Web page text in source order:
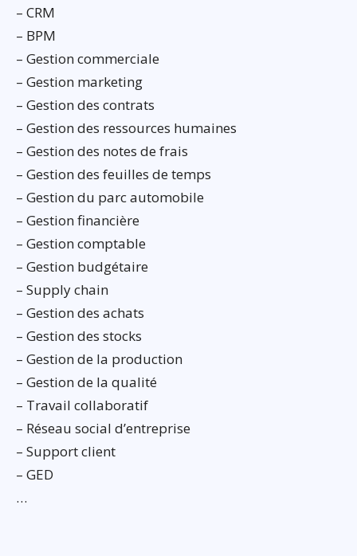
– CRM
– BPM
– Gestion commerciale
– Gestion marketing
– Gestion des contrats
– Gestion des ressources humaines
– Gestion des notes de frais
– Gestion des feuilles de temps
– Gestion du parc automobile
– Gestion financière
– Gestion comptable
– Gestion budgétaire
– Supply chain
– Gestion des achats
– Gestion des stocks
– Gestion de la production
– Gestion de la qualité
– Travail collaboratif
– Réseau social d’entreprise
– Support client
– GED
…